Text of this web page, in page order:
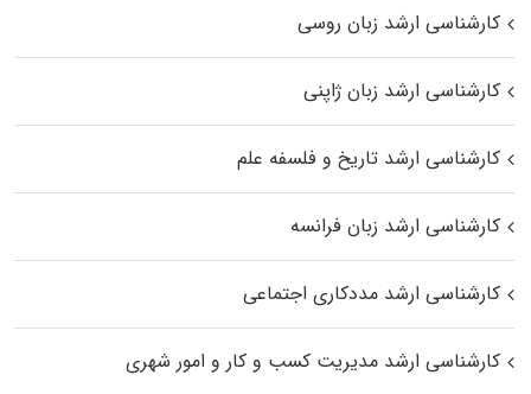
کارشناسی ارشد زبان روسی
کارشناسی ارشد زبان ژاپنی
کارشناسی ارشد تاریخ و فلسفه علم
کارشناسی ارشد زبان فرانسه
کارشناسی ارشد مددکاری اجتماعی
کارشناسی ارشد مدیریت کسب و کار و امور شهری